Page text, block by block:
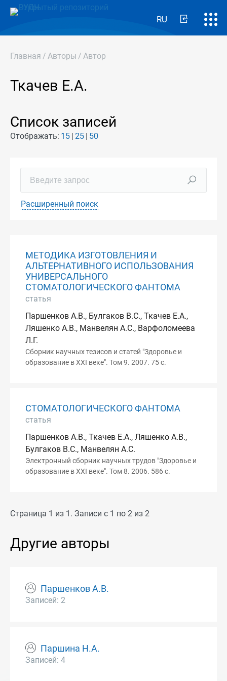
RU
Главная / Авторы / Автор
Ткачев Е.А.
Список записей
Отображать: 15 25 50
Расширенный поиск
МЕТОДИКА ИЗГОТОВЛЕНИЯ И
АЛЬТЕРНАТИВНОГО ИСПОЛЬЗОВАНИЯ
УНИВЕРСАЛЬНОГО
СТОМАТОЛОГИЧЕСКОГО ФАНТОМА
статья
Паршенков А.В., Булгаков В.С., Ткачев Е.А.,
Ляшенко А.В., Манвелян А.С., Варфоломеева
Л.Г.
Сборник научных тезисов и статей "Здоровье и
образование в XXI веке". Том 9. 2007. 75 с.
СТОМАТОЛОГИЧЕСКОГО ФАНТОМА
статья
Паршенков А.В., Ткачев Е.А., Ляшенко А.В.,
Булгаков В.С., Манвелян А.С.
Электронный сборник научных трудов "Здоровье и
образование в XXI веке". Том 8. 2006. 586 с.
Страница 1 из 1. Записи с 1 по 2 из 2
Другие авторы
Паршенков А.В.
Записей: 2
Паршина Н.А.
Записей: 4